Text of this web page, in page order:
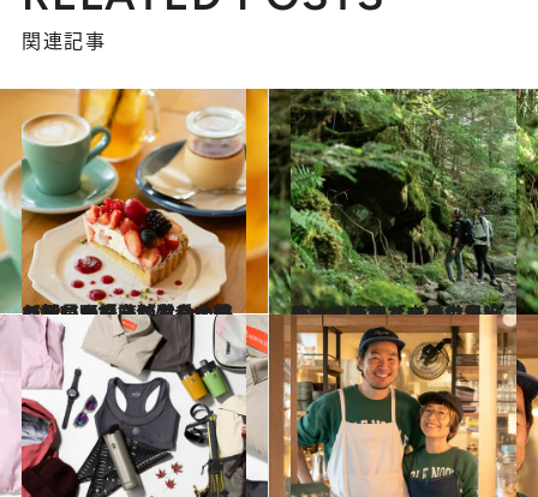
関連記事
2024.10.12
【初めから読む】八ヶ岳の麓にあるハイカーの拠り所。山好きが営むオーベルジュで自然の幸を味わう長野県・硫黄岳の旅
ライフスタイル 2024.10.12
【まるでジブリの世界】苔むす静謐な山道、見上げれば南アルプスの名峰。らくらくハイクで絶景の山小屋「赤岳鉱泉」へ
ライフスタイル